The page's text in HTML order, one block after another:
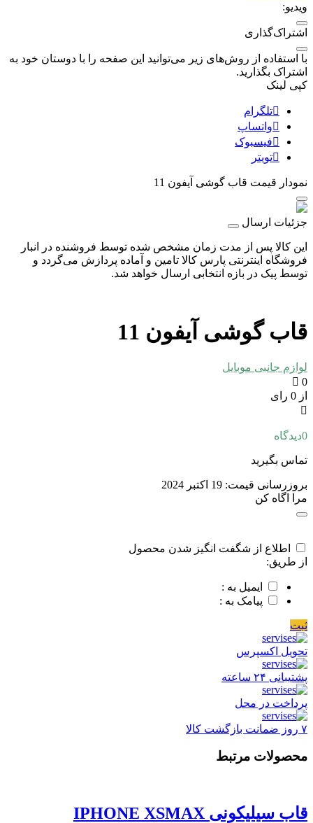
ویدیو:
اشتراک‌گذاری
با استفاده از روش‌های زیر می‌توانید این صفحه را با دوستان خود به
اشتراک بگذارید.
کپی لینک
تلگرام
واتساپ
فیسبوک
تویتر
نمودار قیمت قاب گوشی آیفون 11
جزئیات ارسال
این کالا پس از مدت زمان مشخص شده توسط فروشنده در انبار
فروشگاه اینترنتی پارس کالا تامین و آماده پردازش می‌گردد و
توسط پیک در بازه انتخابی ارسال خواهد شد.
قاب گوشی آیفون 11
لوازم جانبی موبایل
0
از 0 رای
0دیدگاه
تماس بگیرید
بروزرسانی قیمت: 19 اکتبر 2024
مرا اگاه کن
اطلاع از شگفت انگیز شدن محصول
از طریق:
ایمیل به :
پیامک به :
ثبت
تحویل اکسپرس
پشتیبانی ۲۴ ساعته
پرداخت در محل
۷ روز ضمانت بازگشت کالا
محصولات مرتبط
قاب سیلیکونی IPHONE XSMAX